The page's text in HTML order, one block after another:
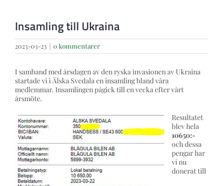
Om oss
Press och Media
Kontakta oss
bild
Insamling till Ukraina
2023-03-23 | 0 kommentarer
I samband med årsdagen av den ryska invasionen av Ukraina
startade vi i Älska Svedala en insamling bland våra
medlemmar. Insamlingen pågick till en vecka efter vårt
årsmöte.
Resultatet
blev hela
10650:-
och dessa
pengar har
vi nu
donerat till